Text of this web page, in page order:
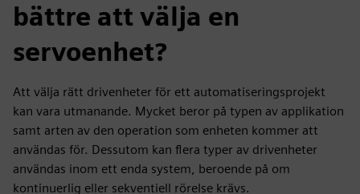
bättre att välja en
servoenhet?
Att välja rätt drivenheter för ett automatiseringsprojekt
kan vara utmanande. Mycket beror på typen av applikation
samt arten av den operation som enheten kommer att
användas för. Dessutom kan flera typer av drivenheter
användas inom ett enda system, beroende på om
kontinuerlig eller sekventiell rörelse krävs.